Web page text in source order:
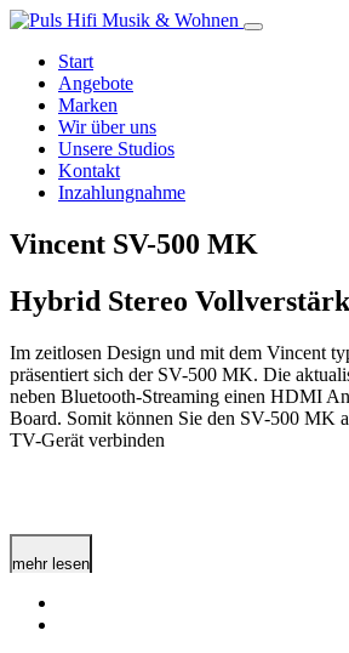
Start
Angebote
Marken
Wir über uns
Unsere Studios
Kontakt
Inzahlungnahme
Vincent SV-500 MK
Hybrid Stereo
Im zeitlosen Design und mit dem Vincent
präsentiert sich der SV-500 MK. Die
neben Bluetooth-Streaming einen HDMI
Board. Somit können Sie den SV-500 MK
TV-Gerät verbinden
mehr lesen